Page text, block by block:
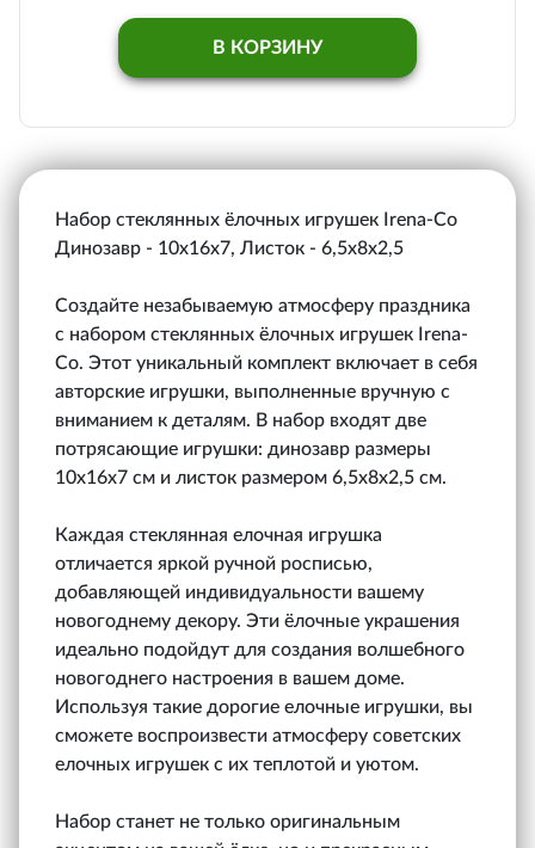
В КОРЗИНУ
Набор стеклянных ёлочных игрушек Irena-Co
Динозавр - 10х16х7, Листок - 6,5х8х2,5
Создайте незабываемую атмосферу праздника
с набором стеклянных ёлочных игрушек Irena-
Co. Этот уникальный комплект включает в себя
авторские игрушки, выполненные вручную с
вниманием к деталям. В набор входят две
потрясающие игрушки: динозавр размеры
10х16х7 см и листок размером 6,5х8х2,5 см.
Каждая стеклянная елочная игрушка
отличается яркой ручной росписью,
добавляющей индивидуальности вашему
новогоднему декору. Эти ёлочные украшения
идеально подойдут для создания волшебного
новогоднего настроения в вашем доме.
Используя такие дорогие елочные игрушки, вы
сможете воспроизвести атмосферу советских
елочных игрушек с их теплотой и уютом.
Набор станет не только оригинальным